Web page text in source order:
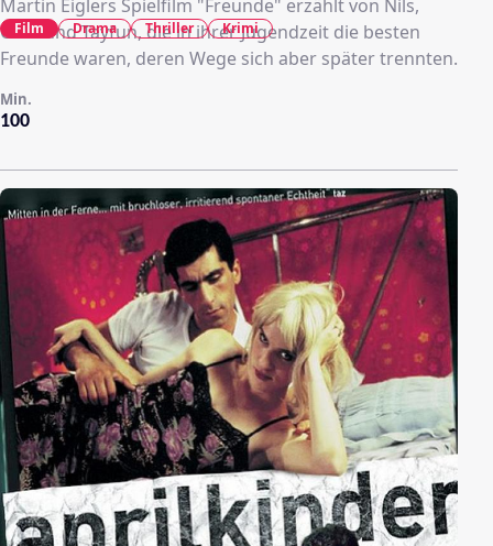
Martin Eiglers Spielfilm "Freunde" erzählt von Nils,
Caro und Tayfun, die in ihrer Jugendzeit die besten
Freunde waren, deren Wege sich aber später trennten.
100
Min.
Film Drama Thriller Krimi